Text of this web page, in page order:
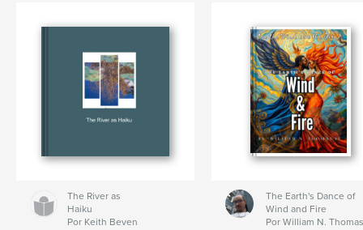
The River as
Haiku
Por Keith Beven
The Earth's Dance of
Wind and Fire
Por William N.